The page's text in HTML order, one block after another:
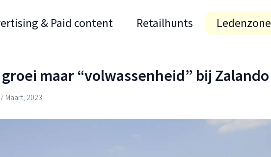
& Paid content Retailhunts Ledenzone
maar “volwassenheid” bij Zalando
7 Maart, 2023